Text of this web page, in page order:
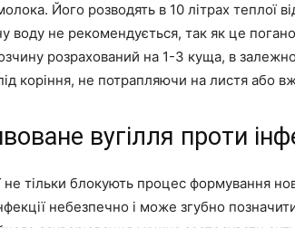
Його розводять в 10 літрах теплої
воду не рекомендується, так як це
розрахований на 1-3 куща, в
коріння, не потрапляючи на листя або
вугілля проти
не тільки блокують процес формування
небезпечно і може згубно